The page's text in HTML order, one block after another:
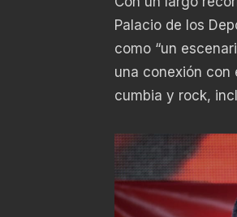
Palacio de los
como “un
una conexión con
cumbia y rock,